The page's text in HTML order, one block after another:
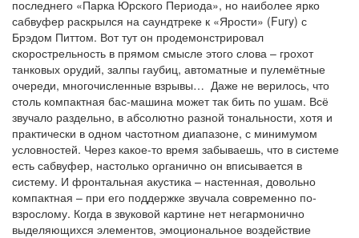
последнего «Парка Юрского Периода», но наиболее ярко
сабвуфер раскрылся на саундтреке к «Ярости» (Fury) с
Брэдом Питтом. Вот тут он продемонстрировал
скорострельность в прямом смысле этого слова – грохот
танковых орудий, залпы гаубиц, автоматные и пулемётные
очереди, многочисленные взрывы… Даже не верилось, что
столь компактная бас-машина может так бить по ушам. Всё
звучало раздельно, в абсолютно разной тональности, хотя и
практически в одном частотном диапазоне, с минимумом
условностей. Через какое-то время забываешь, что в системе
есть сабвуфер, настолько органично он вписывается в
систему. И фронтальная акустика – настенная, довольно
компактная – при его поддержке звучала современно по-
взрослому. Когда в звуковой картине нет негармонично
выделяющихся элементов, эмоциональное воздействие